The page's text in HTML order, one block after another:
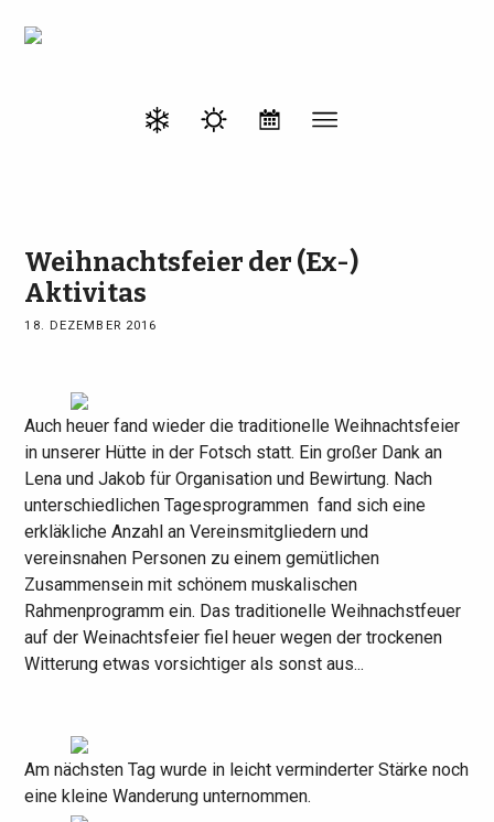
Weihnachtsfeier der (Ex-)
Aktivitas
18. DEZEMBER 2016
Auch heuer fand wieder die traditionelle Weihnachtsfeier
in unserer Hütte in der Fotsch statt. Ein großer Dank an
Lena und Jakob für Organisation und Bewirtung. Nach
unterschiedlichen Tagesprogrammen fand sich eine
erkläkliche Anzahl an Vereinsmitgliedern und
vereinsnahen Personen zu einem gemütlichen
Zusammensein mit schönem muskalischen
Rahmenprogramm ein. Das traditionelle Weihnachstfeuer
auf der Weinachtsfeier fiel heuer wegen der trockenen
Witterung etwas vorsichtiger als sonst aus...
Am nächsten Tag wurde in leicht verminderter Stärke noch
eine kleine Wanderung unternommen.